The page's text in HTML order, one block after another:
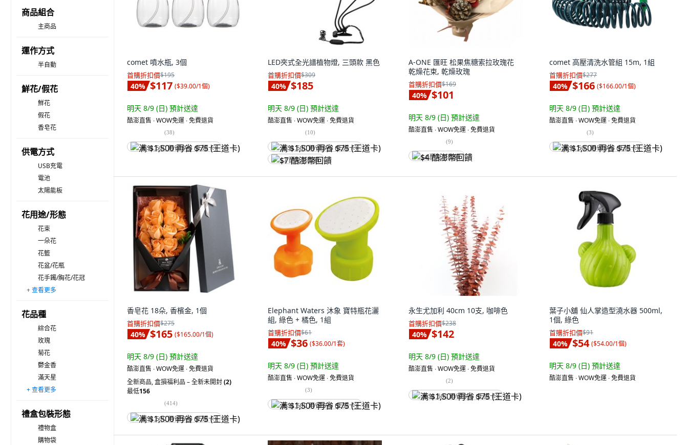
商品組合
主商品
運作方式
半自動
鮮花/假花
鮮花
假花
香皂花
供電方式
USB充電
電池
太陽能板
花用途/形態
花束
一朵花
花籃
花盆/花瓶
花手鐲/胸花/花冠
花圈/花環
玻璃罩
秧苗
+ 查看更多
花品種
綜合花
玫瑰
菊花
鬱金香
滿天星
棉花
向日葵
牡丹花
康乃馨
其他
+ 查看更多
禮盒包裝形態
禮物盒
購物袋
comet 噴水瓶, 3個
首購折扣價$195
40% $117 ($39.00/1個)
明天 8/9 (日) 預計送達
酷澎直售 ∙ WOW免運 ∙ 免費退貨
(38)
满 $1,500 再省 $75 (王道卡)
LED夾式全光譜植物燈, 三頭款 黑色
首購折扣價$309
40% $185
明天 8/9 (日) 預計送達
酷澎直售 ∙ WOW免運 ∙ 免費退貨
(10)
满 $1,500 再省 $75 (王道卡)
$7 酷澎幣回饋
A-ONE 匯旺 松果焦糖索拉玫瑰花
乾燥花束, 乾燥玫瑰
首購折扣價$169
40% $101
明天 8/9 (日) 預計送達
酷澎直售 ∙ WOW免運 ∙ 免費退貨
(9)
$4 酷澎幣回饋
comet 高壓清洗水管組 15m, 1組
首購折扣價$277
40% $166 ($166.00/1個)
明天 8/9 (日) 預計送達
酷澎直售 ∙ WOW免運 ∙ 免費退貨
(3)
满 $1,500 再省 $75 (王道卡)
香皂花 18朵, 香檳金, 1個
首購折扣價$275
40% $165 ($165.00/1個)
明天 8/9 (日) 預計送達
酷澎直售 ∙ WOW免運 ∙ 免費退貨
全新商品,盒損福利品 – 全新未開封(2)
最低156
(414)
满 $1,500 再省 $75 (王道卡)
Elephant Waters 沐象 寶特瓶花灑
組, 綠色 + 橘色, 1組
首購折扣價$61
40% $36 ($36.00/1套)
明天 8/9 (日) 預計送達
酷澎直售 ∙ WOW免運 ∙ 免費退貨
(3)
满 $1,500 再省 $75 (王道卡)
永生尤加利 40cm 10支, 咖啡色
首購折扣價$238
40% $142
明天 8/9 (日) 預計送達
酷澎直售 ∙ WOW免運 ∙ 免費退貨
(2)
满 $1,500 再省 $75 (王道卡)
葉子小舖 仙人掌造型澆水器 500ml,
1個, 綠色
首購折扣價$91
40% $54 ($54.00/1個)
明天 8/9 (日) 預計送達
酷澎直售 ∙ WOW免運 ∙ 免費退貨